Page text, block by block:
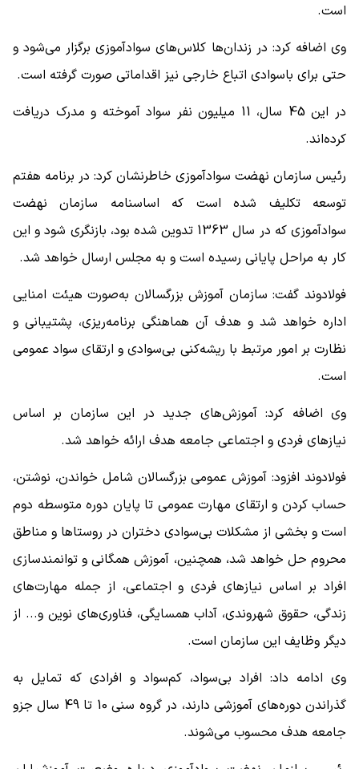
است.
وی اضافه کرد: در زندان‌ها کلاس‌های سوادآموزی برگزار می‌شود و
حتی برای باسوادی اتباع خارجی نیز اقداماتی صورت گرفته است.
در این 45 سال، 11 میلیون نفر سواد آموخته و مدرک دریافت
کرده‌اند.
رئیس سازمان نهضت سوادآموزی خاطرنشان کرد: در برنامه هفتم
توسعه تکلیف شده است که اساسنامه سازمان نهضت
سوادآموزی که در سال 1363 تدوین شده بود، بازنگری شود و این
کار به مراحل پایانی رسیده است و به مجلس ارسال خواهد شد.
فولادوند گفت: سازمان آموزش بزرگسالان به‌صورت هیئت امنایی
اداره خواهد شد و هدف آن هماهنگی برنامه‌ریزی، پشتیبانی و
نظارت بر امور مرتبط با ریشه‌کنی بی‌سوادی و ارتقای سواد عمومی
است.
وی اضافه کرد: آموزش‌های جدید در این سازمان بر اساس
نیازهای فردی و اجتماعی جامعه هدف ارائه خواهد شد.
فولادوند افزود: آموزش عمومی بزرگسالان شامل خواندن، نوشتن،
حساب کردن و ارتقای مهارت عمومی تا پایان دوره متوسطه دوم
است و بخشی از مشکلات بی‌سوادی دختران در روستاها و مناطق
محروم حل خواهد شد، همچنین، آموزش همگانی و توانمندسازی
افراد بر اساس نیازهای فردی و اجتماعی، از جمله مهارت‌های
زندگی، حقوق شهروندی، آداب همسایگی، فناوری‌های نوین و... از
دیگر وظایف این سازمان است.
وی ادامه داد: افراد بی‌سواد، کم‌سواد و افرادی که تمایل به
گذراندن دوره‌های آموزشی دارند، در گروه سنی 10 تا 49 سال جزو
جامعه هدف محسوب می‌شوند.